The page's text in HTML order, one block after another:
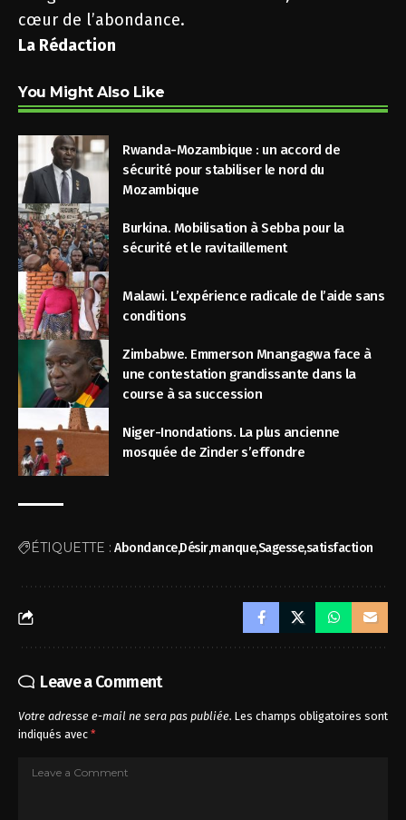
cœur de l’abondance.
La Rédaction
You Might Also Like
Rwanda-Mozambique : un accord de
sécurité pour stabiliser le nord du
Mozambique
Burkina. Mobilisation à Sebba pour la
sécurité et le ravitaillement
Malawi. L’expérience radicale de l’aide sans
conditions
Zimbabwe. Emmerson Mnangagwa face à
une contestation grandissante dans la
course à sa succession
Niger-Inondations. La plus ancienne
mosquée de Zinder s’effondre
ÉTIQUETTE : AbondanceDésirmanqueSagessesatisfaction
Leave a Comment
Votre adresse e-mail ne sera pas publiée. Les champs obligatoires sont
indiqués avec *